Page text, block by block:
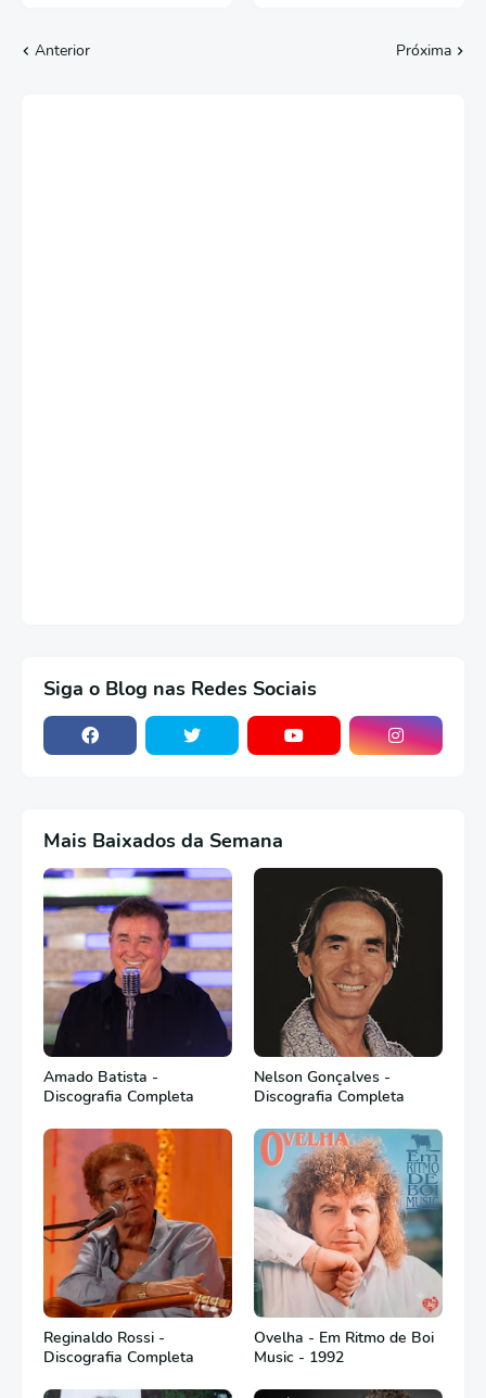
Anterior Próxima
Siga o Blog nas Redes Sociais
Mais Baixados da Semana
Amado Batista -
Discografia Completa
Nelson Gonçalves -
Discografia Completa
Reginaldo Rossi -
Discografia Completa
Ovelha - Em Ritmo de Boi
Music - 1992